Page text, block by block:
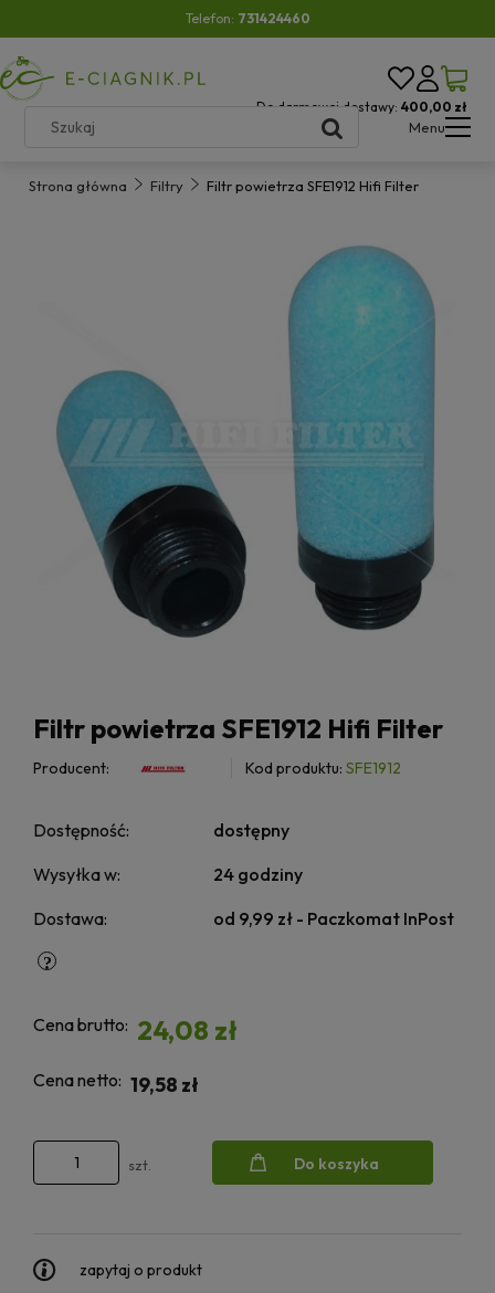
Telefon: 731424460
Do darmowej dostawy: 400,00 zł
Menu
Strona główna Filtry Filtr powietrza SFE1912 Hifi Filter
Filtr powietrza SFE1912 Hifi Filter
Producent: Kod produktu: SFE1912
Dostępność:
dostępny
Wysyłka w:
24 godziny
Dostawa:
od 9,99 zł - Paczkomat InPost
Cena brutto: 24,08 zł
Cena netto: 19,58 zł
szt. Do koszyka
zapytaj o produkt